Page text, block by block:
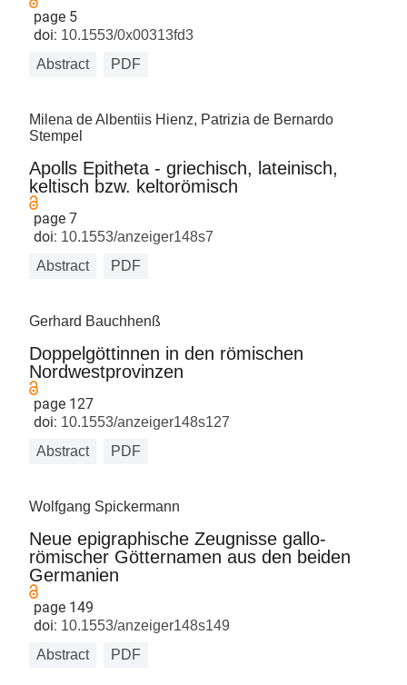
page 5
doi: 10.1553/0x00313fd3
Abstract
PDF
Milena de Albentiis Hienz, Patrizia de Bernardo
Stempel
Apolls Epitheta - griechisch, lateinisch,
keltisch bzw. keltorömisch
page 7
doi: 10.1553/anzeiger148s7
Abstract
PDF
Gerhard Bauchhenß
Doppelgöttinnen in den römischen
Nordwestprovinzen
page 127
doi: 10.1553/anzeiger148s127
Abstract
PDF
Wolfgang Spickermann
Neue epigraphische Zeugnisse gallo-
römischer Götternamen aus den beiden
Germanien
page 149
doi: 10.1553/anzeiger148s149
Abstract
PDF